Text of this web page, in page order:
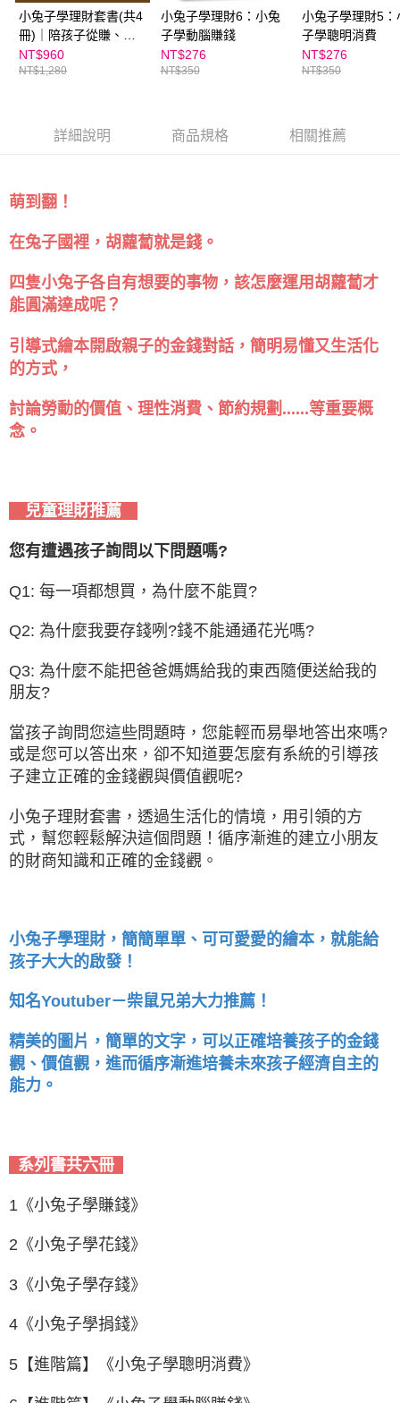
４．使用「AFTEE先享後付」時，將依據個別帳號之用戶狀況，依本公司即
時審查核予不同之上限額度；若仍有額度不足之情形，本公司將視審查結果
請求用戶進行身份認證。
５．嚴禁一人註冊多個帳號或使用他人資訊註冊。若發現惡意使用之情形，
恩沛科技股份有限公司將有權停止該用戶之使用額度並採取法律行動。
小兔子學理財套書(共4
冊)｜陪孩子從賺、
買、存、捐學人生財富
價值
NT$960
NT$1,280
小兔子學理財6：小兔
子學動腦賺錢
NT$276
NT$350
小兔子學理財5：
子學聰明消費
NT$276
NT$350
詳細說明 商品規格 相關推薦
萌到翻！
在兔子國裡，胡蘿蔔就是錢。
四隻小兔子各自有想要的事物，該怎麼運用胡蘿蔔才
能圓滿達成呢？
引導式繪本開啟親子的金錢對話，簡明易懂又生活化
的方式，
討論勞動的價值、理性消費、節約規劃......等重要概
念。
兒童理財推薦
您有遭遇孩子詢問以下問題嗎?
Q1: 每一項都想買，為什麼不能買?
Q2: 為什麼我要存錢咧?錢不能通通花光嗎?
Q3: 為什麼不能把爸爸媽媽給我的東西隨便送給我的
朋友?
當孩子詢問您這些問題時，您能輕而易舉地答出來嗎?
或是您可以答出來，卻不知道要怎麼有系統的引導孩
子建立正確的金錢觀與價值觀呢?
小兔子理財套書，透過生活化的情境，用引領的方
式，幫您輕鬆解決這個問題！循序漸進的建立小朋友
的財商知識和正確的金錢觀。
小兔子學理財，簡簡單單、可可愛愛的繪本，就能給
孩子大大的啟發！
知名Youtuber－柴鼠兄弟大力推薦！
精美的圖片，簡單的文字，可以正確培養孩子的金錢
觀、價值觀，進而循序漸進培養未來孩子經濟自主的
能力。
系列書共六冊
1《小兔子學賺錢》
2《小兔子學花錢》
3《小兔子學存錢》
4《小兔子學捐錢》
5【進階篇】《小兔子學聰明消費》